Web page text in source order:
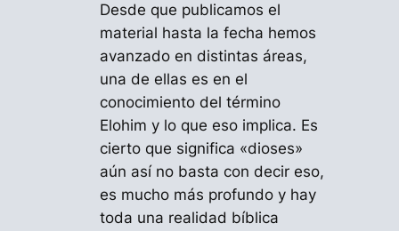
Desde que publicamos el
material hasta la fecha hemos
avanzado en distintas áreas,
una de ellas es en el
conocimiento del término
Elohim y lo que eso implica. Es
cierto que significa «dioses»
aún así no basta con decir eso,
es mucho más profundo y hay
toda una realidad bíblica